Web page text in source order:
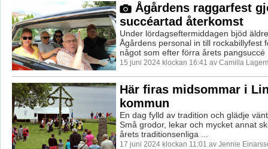
Ågårdens raggarfest
succéartad återkomst
Under lördagseftermiddagen bjöd
Ågårdens personal in till rockabillyfest
något som efter förra årets pangsuccé
15 juni 2024 klockan 16:41 av Camilla
Här firas midsommar i
kommun
En dag fylld av tradition och glädje
Små grodor, lekar och mycket annat
årets traditionsenliga ...
17 juni 2024 klockan 11:01 av Jennie